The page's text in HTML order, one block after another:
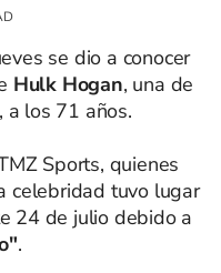
se dio a conocer
Hulk Hogan, una de
a los 71 años.
Sports, quienes
celebridad tuvo lugar
24 de julio debido a
.